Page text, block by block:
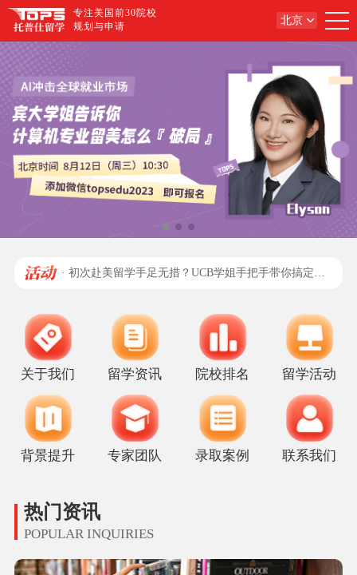
专注美国前30院校
规划与申请
北京
· 杜克商学院学姐：全面解码美研商科规划与申请逻辑
· 初次赴美留学手足无措？UCB学姐手把手带你搞定赴美全流程！
· 美本讲座：中国高中生留美全流程规划分享！
· 杜克商学院学姐：全面解码美研商科规划与申请逻辑
关于我们 留学资讯 院校排名 留学活动
背景提升 专家团队 录取案例 联系我们
热门资讯
POPULAR INQUIRIES